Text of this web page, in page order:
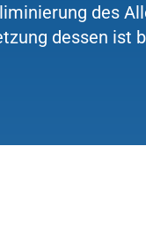
des
dessen ist